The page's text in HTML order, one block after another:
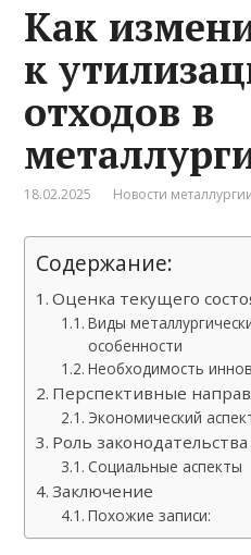
Как
к
отходов в
18.02.2025 Новости
Содержание:
Оценка текущего
Виды
особенности
Необходимость
Перспективные
Экономический
Роль
Социальные аспекты
Заключение
Похожие записи: